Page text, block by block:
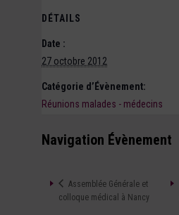
DÉTAILS
Date :
27 octobre 2012
Catégorie d’Évènement:
Réunions malades - médecins
Navigation Évènement
Assemblée Générale et
colloque médical à Nancy